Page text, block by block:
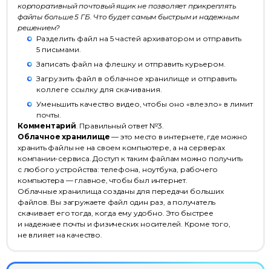
корпоративный почтовый ящик не позволяет прикреплять
файлы больше 5 ГБ. Что будет самым быстрым и надежным
решением?
Разделить файл на 5 частей архиватором и отправить
5 письмами.
Записать файл на флешку и отправить курьером.
Загрузить файл в облачное хранилище и отправить
коллеге ссылку для скачивания.
Уменьшить качество видео, чтобы оно «влезло» в лимит
почты.
Комментарий . Правильный ответ №3.
Облачное хранилище — это место в интернете, где можно
хранить файлы не на своем компьютере, а на серверах
компании-сервиса. Доступ к таким файлам можно получить
с любого устройства: телефона, ноутбука, рабочего
компьютера — главное, чтобы был интернет.
Облачные хранилища созданы для передачи больших
файлов. Вы загружаете файл один раз, а получатель
скачивает его тогда, когда ему удобно. Это быстрее
и надежнее почты и физических носителей. Кроме того,
не влияет на качество.